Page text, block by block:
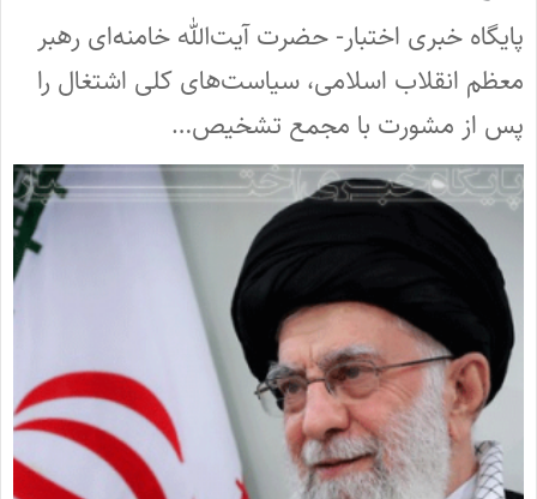
پایگاه خبری اختبار- حضرت آیت‌الله خامنه‌ای رهبر
معظم انقلاب اسلامی، سیاست‌های کلی اشتغال را
پس از مشورت با مجمع تشخیص…